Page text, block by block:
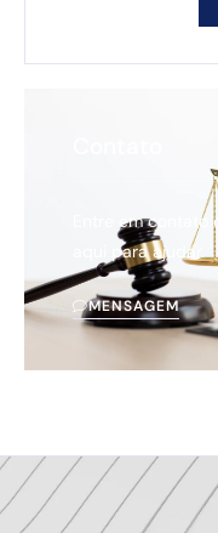
Entre em
aqui para ajudar.
MENSAGEM